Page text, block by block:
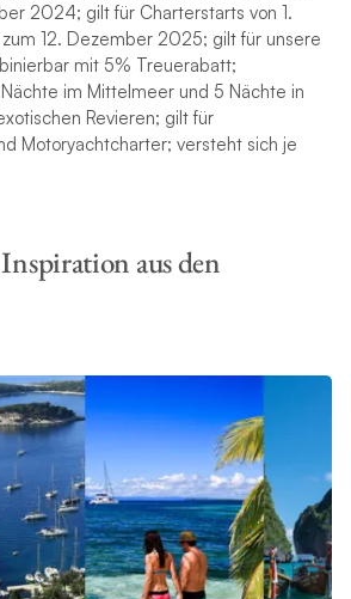
2024; gilt für Charterstarts von 1.
12. Dezember 2025; gilt für unsere
mit 5% Treuerabatt;
im Mittelmeer und 5 Nächte in
Revieren; gilt für
Motoryachtcharter; versteht sich je
aus den